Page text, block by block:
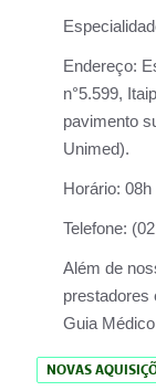
Endereço:
n°5.599,
pavimento
Unimed).
Horário: 08h
Telefone:
Além de
prestadores
Guia Médico
NOVAS